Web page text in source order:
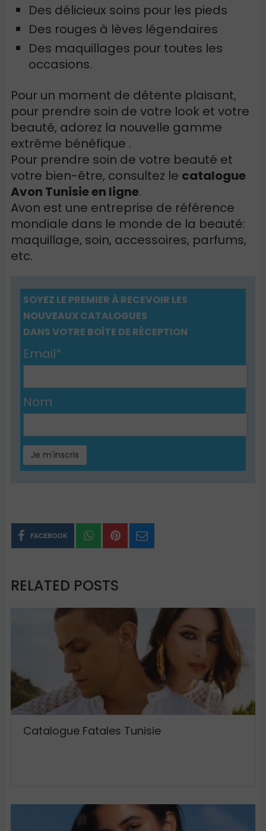
Des délicieux soins pour les pieds
Des rouges à lèves légendaires
Des maquillages pour toutes les
occasions.
Pour un moment de détente plaisant,
pour prendre soin de votre look et votre
beauté, adorez la nouvelle gamme
extrême bénéfique .
Pour prendre soin de votre beauté et
votre bien-être, consultez le catalogue
Avon Tunisie en ligne.
Avon est une entreprise de référence
mondiale dans le monde de la beauté:
maquillage, soin, accessoires, parfums,
etc.
SOYEZ LE PREMIER À RECEVOIR LES
NOUVEAUX CATALOGUES
DANS VOTRE BOÎTE DE RÉCEPTION
Email*
Nom
FACEBOOK
RELATED POSTS
Catalogue Fatales Tunisie